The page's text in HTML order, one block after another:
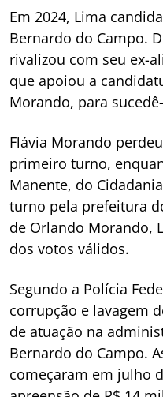
Em 2024, Lima
Bernardo do Campo.
rivalizou com seu ex-
que apoiou a
Morando, para
Flávia Morando
primeiro turno,
Manente, do
turno pela prefeitura
de Orlando Morando,
dos votos válidos.
Segundo a Polícia
corrupção e lavagem
de atuação na
Bernardo do Campo.
começaram em julho